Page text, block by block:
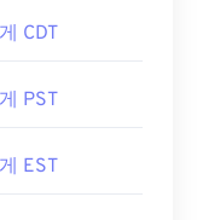
CDT
PST
EST